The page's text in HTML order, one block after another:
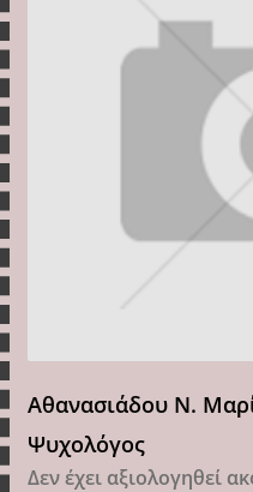
Αθανασιάδου Ν.
Ψυχολόγος
Δεν έχει αξιολογηθεί